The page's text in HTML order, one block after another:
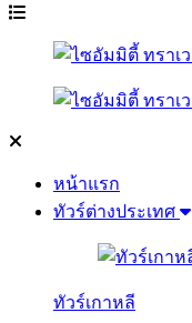
หน้าแรก
ทัวร์ต่างประเทศ
ทัวร์เกาหลี